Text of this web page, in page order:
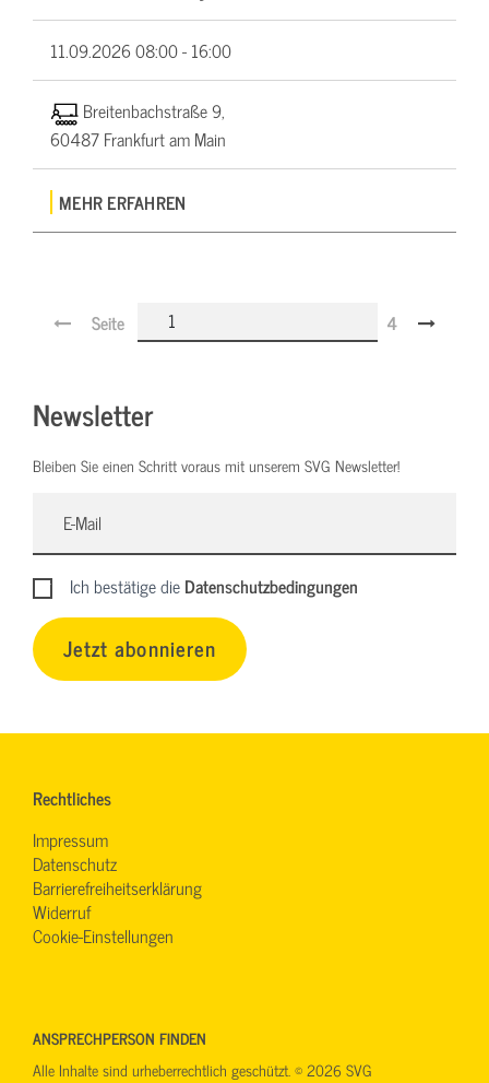
11.09.202608:00 - 16:00
Breitenbachstraße 9,
60487 Frankfurt am Main
MEHR ERFAHREN
Seite 4
Newsletter
Bleiben Sie einen Schritt voraus mit unserem SVG Newsletter!
Ich bestätige dieDatenschutzbedingungen
Jetzt abonnieren
Rechtliches
Impressum
Datenschutz
Barrierefreiheitserklärung
Widerruf
Cookie-Einstellungen
ANSPRECHPERSON FINDEN
Alle Inhalte sind urheberrechtlich geschützt. © 2026 SVG